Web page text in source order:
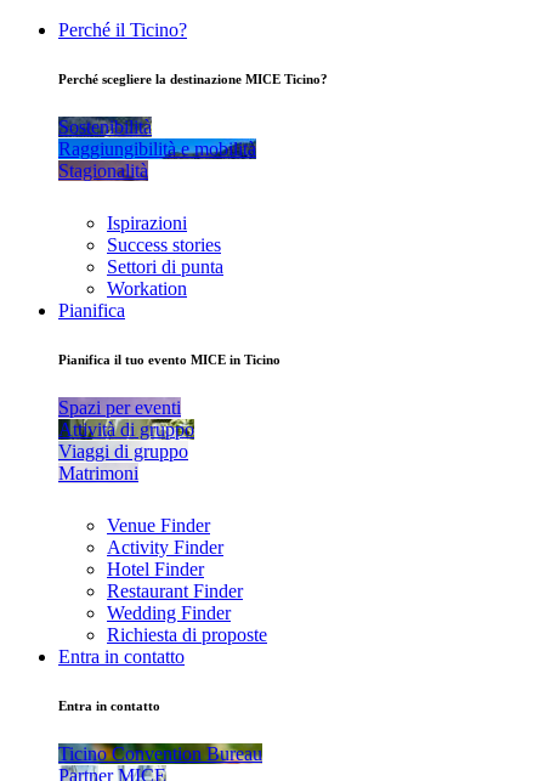
Perché il Ticino?
Perché scegliere la destinazione MICE Ticino?
Sostenibilità
Raggiungibilità e mobilità
Stagionalità
Ispirazioni
Success stories
Settori di punta
Workation
Pianifica
Pianifica il tuo evento MICE in Ticino
Spazi per eventi
Attività di gruppo
Viaggi di gruppo
Matrimoni
Venue Finder
Activity Finder
Hotel Finder
Restaurant Finder
Wedding Finder
Richiesta di proposte
Entra in contatto
Entra in contatto
Ticino Convention Bureau
Partner MICE